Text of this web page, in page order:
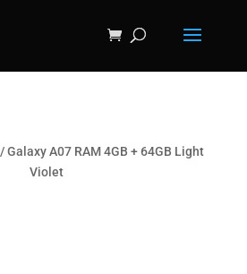
/ Galaxy A07 RAM 4GB + 64GB Light
Violet